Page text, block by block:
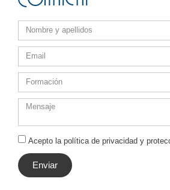
Acepto la política de privacidad y
Enviar